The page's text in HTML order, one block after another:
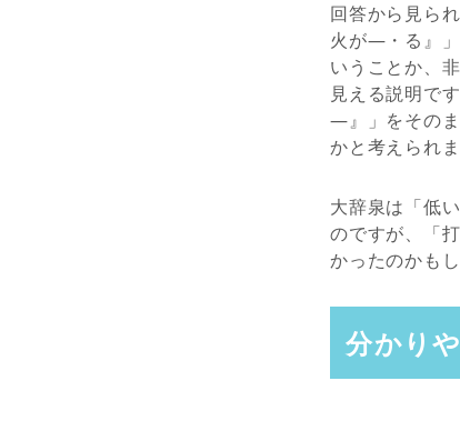
回答から見ら
火が―・る』
いうことか、
見える説明で
―』」をその
かと考えられま
大辞泉は「低
のですが、「
かったのかも
分かり